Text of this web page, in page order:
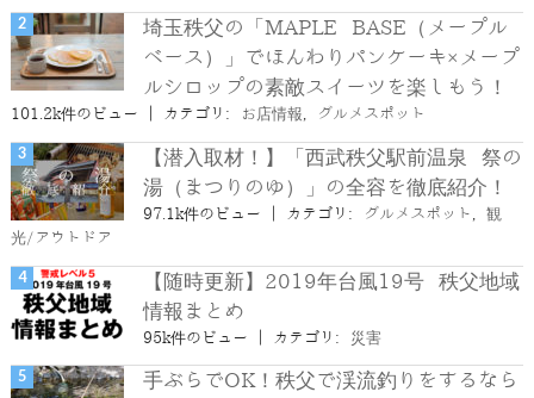
埼玉秩父の「MAPLE BASE（メープル
ベース）」でほんわりパンケーキ×メープ
ルシロップの素敵スイーツを楽しもう！
101.2k件のビュー カテゴリ: お店情報, グルメスポット
【潜入取材！】「西武秩父駅前温泉 祭の
湯（まつりのゆ）」の全容を徹底紹介！
97.1k件のビュー カテゴリ: グルメスポット , 観
光/アウトドア
【随時更新】2019年台風19号 秩父地域
情報まとめ
95k件のビュー カテゴリ: 災害
手ぶらでOK！秩父で渓流釣りをするなら